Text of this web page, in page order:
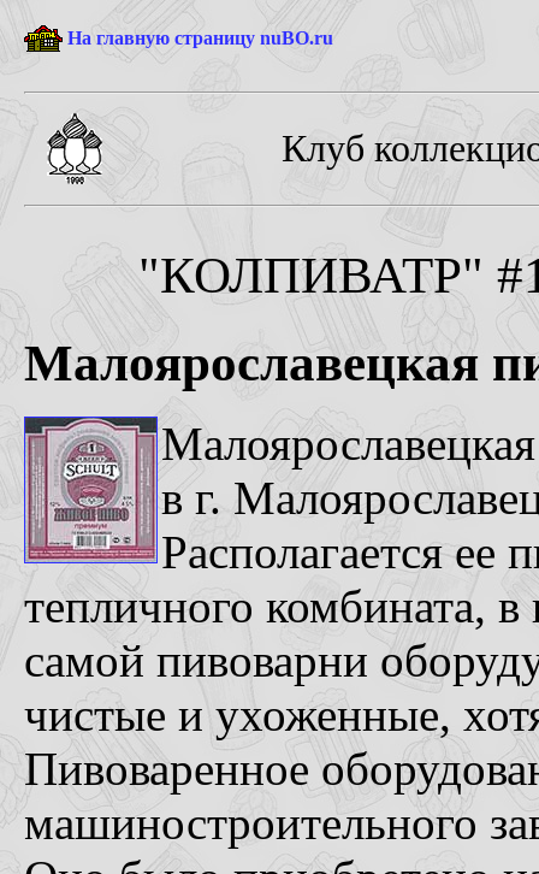
На главную страницу nuBO.ru
Клуб
"КОЛПИВАТР" #1-
Малоярославецкая
в г.
Располагается ее
тепличного комбината,
самой пивоварни
чистые и ухоженные,
Пивоваренное
машиностроительного